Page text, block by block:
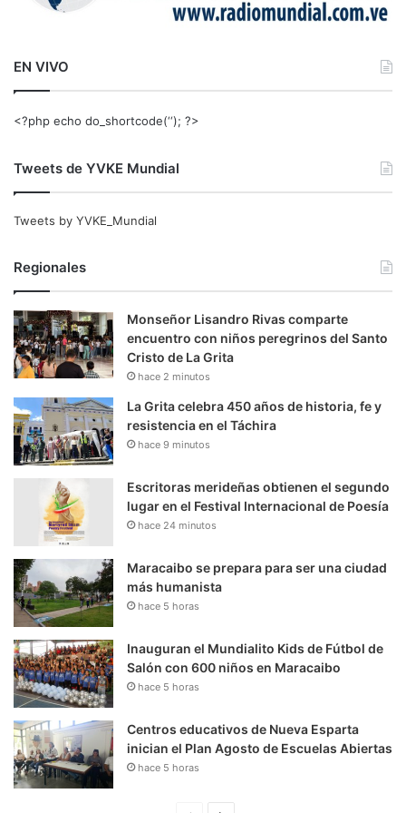
EN VIVO
<?php echo do_shortcode(‘‘); ?>
Tweets de YVKE Mundial
Tweets by YVKE_Mundial
Regionales
Monseñor Lisandro Rivas comparte
encuentro con niños peregrinos del Santo
Cristo de La Grita
hace 2 minutos
La Grita celebra 450 años de historia, fe y
resistencia en el Táchira
hace 9 minutos
Escritoras merideñas obtienen el segundo
lugar en el Festival Internacional de Poesía
hace 24 minutos
Maracaibo se prepara para ser una ciudad
más humanista
hace 5 horas
Inauguran el Mundialito Kids de Fútbol de
Salón con 600 niños en Maracaibo
hace 5 horas
Centros educativos de Nueva Esparta
inician el Plan Agosto de Escuelas Abiertas
hace 5 horas